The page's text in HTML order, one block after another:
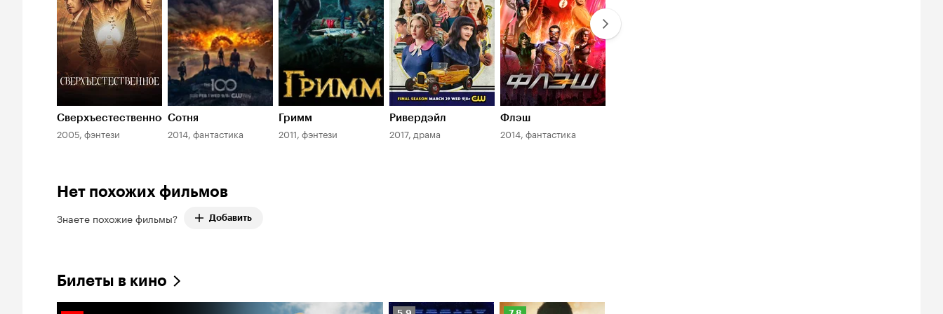
Сверхъестественное
2005, фэнтези
Сотня
2014, фантастика
Гримм
2011, фэнтези
Ривердэйл
2017, драма
Флэш
2014, фантастика
Нет похожих фильмов
Знаете похожие фильмы? Добавить
Билеты в кино